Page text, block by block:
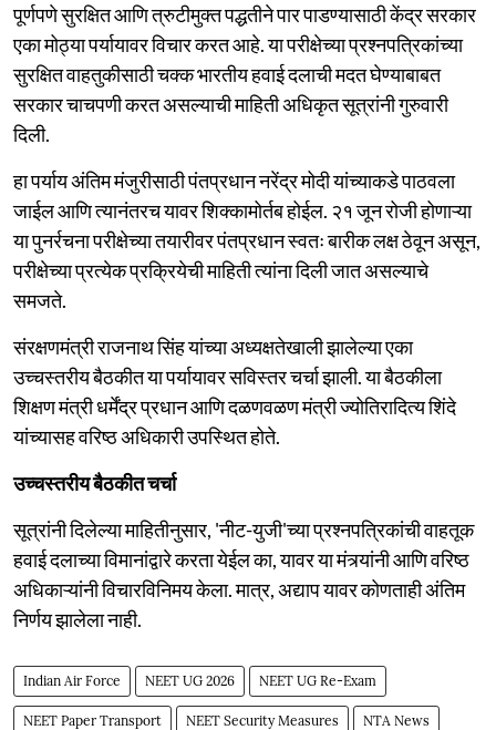
पूर्णपणे सुरक्षित आणि त्रुटीमुक्त पद्धतीने पार पाडण्यासाठी केंद्र सरकार
एका मोठ्या पर्यायावर विचार करत आहे. या परीक्षेच्या प्रश्नपत्रिकांच्या
सुरक्षित वाहतुकीसाठी चक्क भारतीय हवाई दलाची मदत घेण्याबाबत
सरकार चाचपणी करत असल्याची माहिती अधिकृत सूत्रांनी गुरुवारी
दिली.
हा पर्याय अंतिम मंजुरीसाठी पंतप्रधान नरेंद्र मोदी यांच्याकडे पाठवला
जाईल आणि त्यानंतरच यावर शिक्कामोर्तब होईल. २१ जून रोजी होणाऱ्या
या पुनर्रचना परीक्षेच्या तयारीवर पंतप्रधान स्वतः बारीक लक्ष ठेवून असून,
परीक्षेच्या प्रत्येक प्रक्रियेची माहिती त्यांना दिली जात असल्याचे
समजते.
संरक्षणमंत्री राजनाथ सिंह यांच्या अध्यक्षतेखाली झालेल्या एका
उच्चस्तरीय बैठकीत या पर्यायावर सविस्तर चर्चा झाली. या बैठकीला
शिक्षण मंत्री धर्मेंद्र प्रधान आणि दळणवळण मंत्री ज्योतिरादित्य शिंदे
यांच्यासह वरिष्ठ अधिकारी उपस्थित होते.
उच्चस्तरीय बैठकीत चर्चा
सूत्रांनी दिलेल्या माहितीनुसार, 'नीट-युजी'च्या प्रश्नपत्रिकांची वाहतूक
हवाई दलाच्या विमानांद्वारे करता येईल का, यावर या मंत्र्यांनी आणि वरिष्ठ
अधिकाऱ्यांनी विचारविनिमय केला. मात्र, अद्याप यावर कोणताही अंतिम
निर्णय झालेला नाही.
Indian Air Force NEET UG 2026 NEET UG Re-Exam
NEET Paper Transport NEET Security Measures NTA News